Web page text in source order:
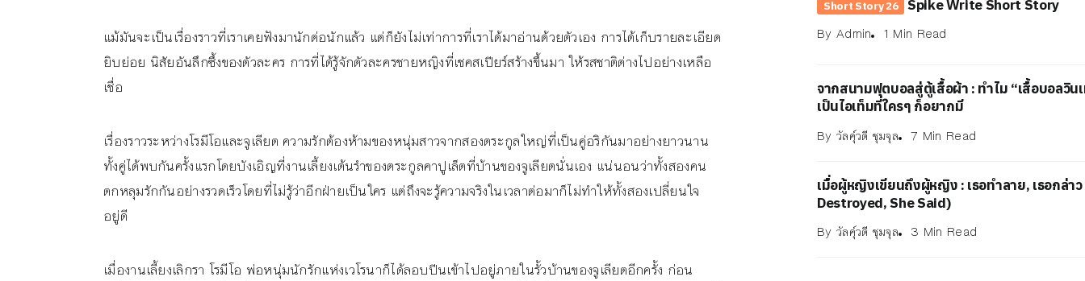
แม้มันจะเป็นเรื่องราวที่เราเคยฟังมานักต่อนักแล้ว แต่ก็ยังไม่เท่าการที่เราได้มาอ่านด้วยตัวเอง การได้เก็บรายละเอียด
ยิบย่อย นิสัยอันลึกซึ้งของตัวละคร การที่ได้รู้จักตัวละครชายหญิงที่เชคสเปียร์สร้างขึ้นมา ให้รสชาติต่างไปอย่างเหลือ
เชื่อ
เรื่องราวระหว่างโรมีโอและจูเลียต ความรักต้องห้ามของหนุ่มสาวจากสองตระกูลใหญ่ที่เป็นคู่อริกันมาอย่างยาวนาน
ทั้งคู่ได้พบกันครั้งแรกโดยบังเอิญที่งานเลี้ยงเต้นรำของตระกูลคาปูเล็ตที่บ้านของจูเลียตนั่นเอง แน่นอนว่าทั้งสองคน
ตกหลุมรักกันอย่างรวดเร็วโดยที่ไม่รู้ว่าอีกฝ่ายเป็นใคร แต่ถึงจะรู้ความจริงในเวลาต่อมาก็ไม่ทำให้ทั้งสองเปลี่ยนใจ
อยู่ดี
เมื่องานเลี้ยงเลิกรา โรมีโอ พ่อหนุ่มนักรักแห่งเวโรนาก็ได้ลอบปีนเข้าไปอยู่ภายในรั้วบ้านของจูเลียตอีกครั้ง ก่อน
Short Story 26 Spike Write Short Story
By Admin 1 Min Read
จากสนามฟุตบอลสู่ตู้เสื้อผ้า : ทำไม “เสื้อบอลวิน
เป็นไอเท็มที่ใครๆ ก็อยากมี
By วัลคุ์วดี ชุมจุล 7 Min Read
เมื่อผู้หญิงเขียนถึงผู้หญิง : เธอทำลาย, เธอกล่าว
Destroyed, She Said)
By วัลคุ์วดี ชุมจุล 3 Min Read